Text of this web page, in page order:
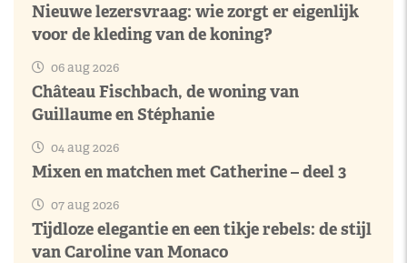
Nieuwe lezersvraag: wie zorgt er eigenlijk
voor de kleding van de koning?
06 aug 2026
Château Fischbach, de woning van
Guillaume en Stéphanie
04 aug 2026
Mixen en matchen met Catherine – deel 3
07 aug 2026
Tijdloze elegantie en een tikje rebels: de stijl
van Caroline van Monaco